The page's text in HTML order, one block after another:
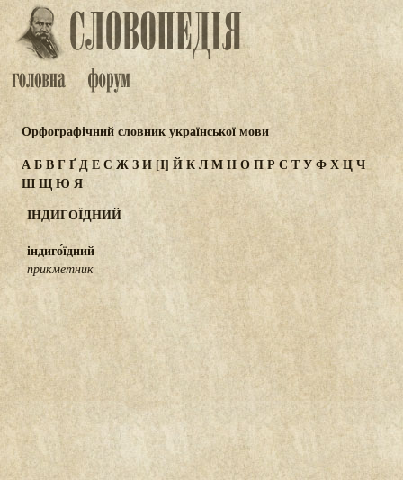
Орфографічний словник української мови
АБВГҐДЕЄ ЖЗИ[І] ЙКЛМНОПР СТУФХЦЧ
ШЩЮЯ
ІНДИГОЇДНИЙ
індиго́їдний
прикметник